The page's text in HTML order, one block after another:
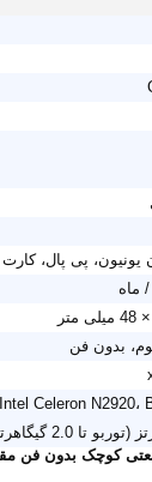
بدون فن
کوچک بدون فن